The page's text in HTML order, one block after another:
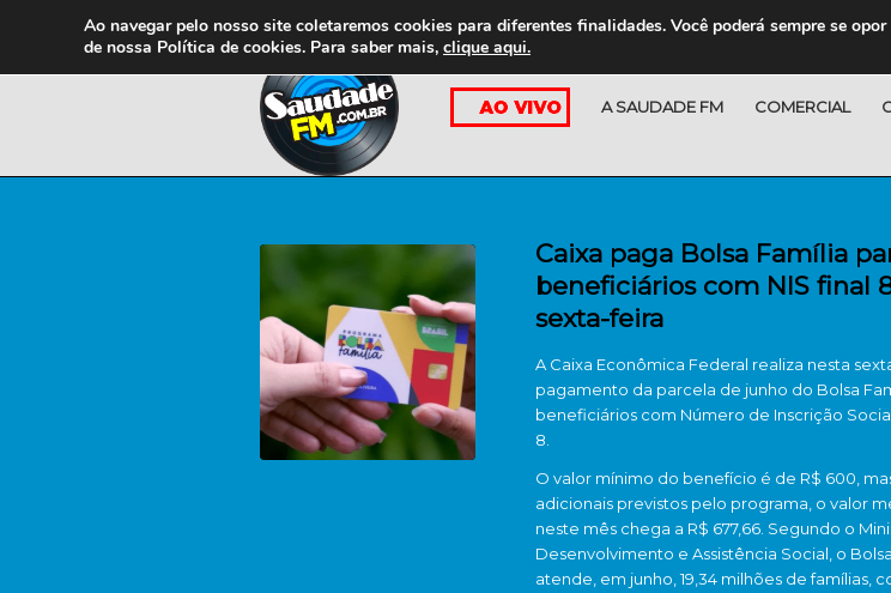
A SAUDADE FM COMERCIAL
Caixa paga Bolsa Família
beneficiários com NIS final
sexta-feira
A Caixa Econômica Federal realiza nesta
pagamento da parcela de junho do Bolsa
beneficiários com Número de Inscrição
8.
O valor mínimo do benefício é de R$ 600,
adicionais previstos pelo programa, o valor
neste mês chega a R$ 677,66. Segundo o
Desenvolvimento e Assistência Social, o
atende, em junho, 19,34 milhões de famílias,
Ao navegar pelo nosso site coletaremos cookies para diferentes finalidades. Você poderá sempre se
de nossa Política de cookies. Para saber mais, clique aqui.